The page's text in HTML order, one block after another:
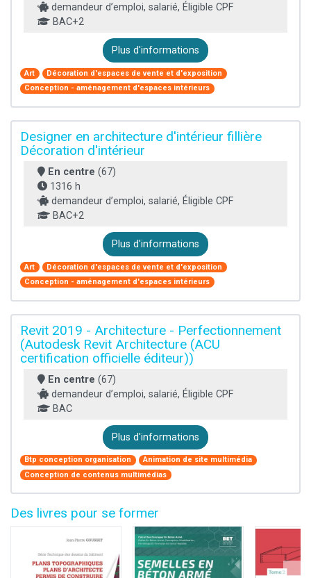
demandeur d’emploi, salarié, Éligible CPF
BAC+2
Plus d'informations
Art
Décoration d'espaces de vente et d'exposition
Conception - aménagement d'espaces intérieurs
Designer en architecture d'intérieur fillière
Décoration d'intérieur
En centre (67)
1316 h
demandeur d’emploi, salarié, Éligible CPF
BAC+2
Plus d'informations
Art
Décoration d'espaces de vente et d'exposition
Conception - aménagement d'espaces intérieurs
Revit 2019 - Architecture - Perfectionnement
(Autodesk Revit Architecture (ACU
certification officielle éditeur))
En centre (67)
demandeur d’emploi, salarié, Éligible CPF
BAC
Plus d'informations
Btp conception organisation
Animation de site multimédia
Conception de contenus multimédias
Des livres pour se former